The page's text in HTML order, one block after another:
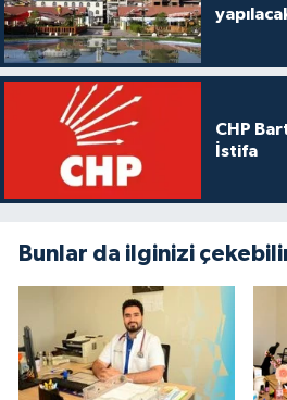
CHP
İstifa
Bunlar da ilginizi